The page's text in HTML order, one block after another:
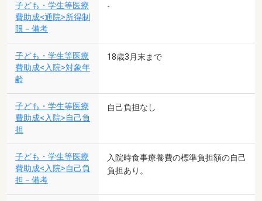
子ども・学生等医療
費助成<通院>所得制
限－備考
-
子ども・学生等医療
費助成<入院>対象年
齢
18歳3月末まで
子ども・学生等医療
費助成<入院>自己負
担
自己負担なし
子ども・学生等医療
費助成<入院>自己負
担－備考
入院時食事療養費の標準負担額の自己
負担あり。